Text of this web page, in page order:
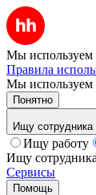
Мы используем
Правила
Мы используем
Понятно
Ищу сотрудника
Ищу работу
Ищу сотрудника
Сервисы
Помощь